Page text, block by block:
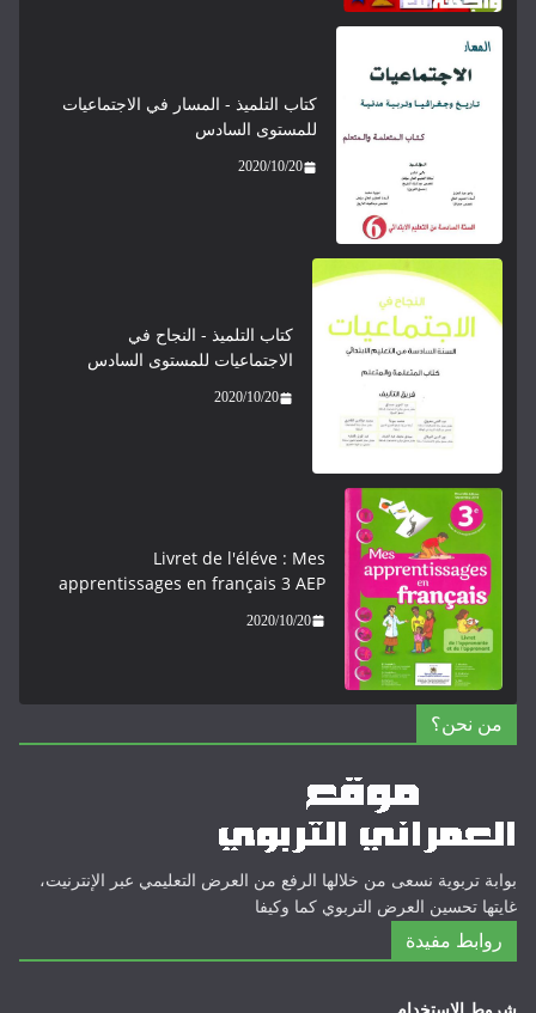
كتاب التلميذ - المسار في الاجتماعيات
للمستوى السادس
2020/10/20
كتاب التلميذ - النجاح في
الاجتماعيات للمستوى السادس
2020/10/20
Livret de l'éléve : Mes
apprentissages en français 3 AEP
2020/10/20
الرفع من العرض التعليمي عبر الإنترنيت،
كما وكيفا